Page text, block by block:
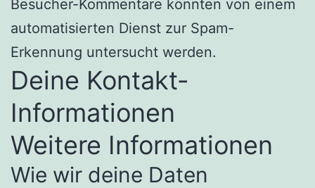
Besucher-Kommentare könnten von einem
automatisierten Dienst zur Spam-
Erkennung untersucht werden.
Deine Kontakt-
Informationen
Weitere Informationen
Wie wir deine Daten